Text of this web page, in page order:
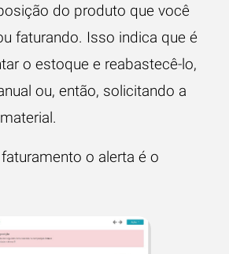
do produto que você
faturando. Isso indica que é
o estoque e reabastecê-lo,
ou, então, solicitando a
.
o alerta é o